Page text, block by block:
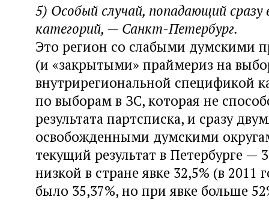
5) Особый случай, попадающий сразу
категорий, — Санкт-Петербург.
Это регион со слабыми думскими
(и «закрытыми» праймериз на
внутрирегиональной спецификой
по выборам в ЗС, которая не
результата партсписка, и сразу
освобожденными думскими
текущий результат в Петербурге —
низкой в стране явке 32,5% (в 2011
было 35,37%, но при явке больше